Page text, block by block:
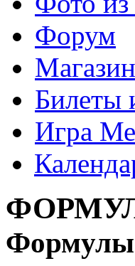
Форум
Билеты
Игра